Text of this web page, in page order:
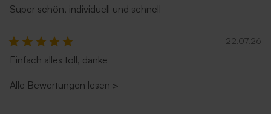
Super schön, individuell und schnell
22.07.26
Einfach alles toll, danke
Alle Bewertungen lesen >